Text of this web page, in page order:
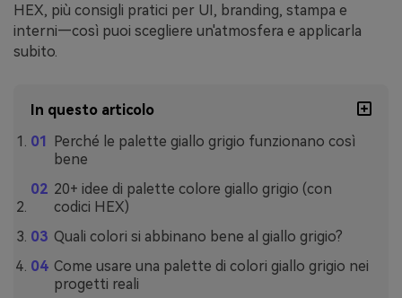
HEX, più consigli pratici per UI, branding, stampa e
interni—così puoi scegliere un'atmosfera e applicarla
subito.
In questo articolo
Perché le palette giallo grigio funzionano così
bene
20+ idee di palette colore giallo grigio (con
codici HEX)
Quali colori si abbinano bene al giallo grigio?
Come usare una palette di colori giallo grigio nei
progetti reali